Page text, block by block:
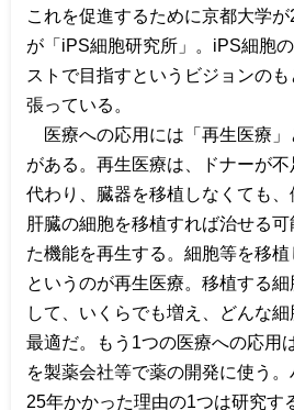
これを促進するために京都大学が
が「 iPS細胞研究所」。 iPS細胞
ストで目指すというビジョンのも
張っている。
医療への応用には「再生医療」
がある。再生医療は、ドナーが
代わり、臓器を移植しなくても
肝臓の細胞を移植すれば治せる
た機能を再生する。細胞等を移植
というのが再生医療。移植する
して、いくらでも増え、どんな細
最適だ。もう 1つの医療への応用
を製薬会社等で薬の開発に使う
25年かかった理由の1つは研究す